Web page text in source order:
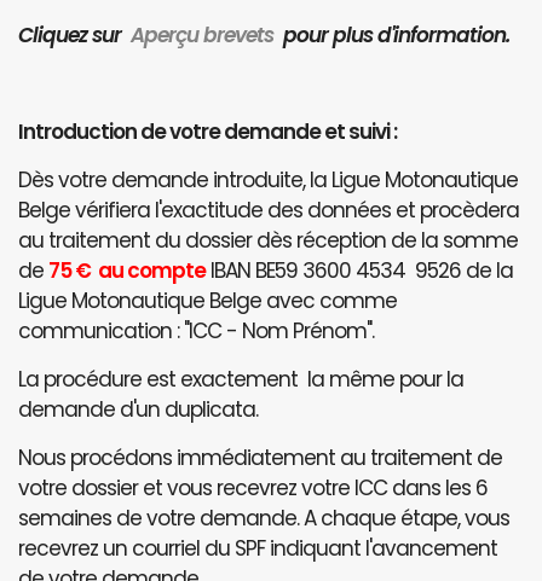
Cliquez surAperçu brevets pour plus d'information.
Introduction de votre demande et suivi :
Dès votre demande introduite, la Ligue Motonautique
Belge vérifiera l'exactitude des données et procèdera
au traitement du dossier dès réception de la somme
de 75 € au compteIBAN BE59 3600 4534 9526 de la
Ligue Motonautique Belge avec comme
communication : "ICC - Nom Prénom".
La procédure est exactement la même pour la
demande d'un duplicata.
Nous procédons immédiatement au traitement de
votre dossier et vous recevrez votre ICC dans les 6
semaines de votre demande. A chaque étape, vous
recevrez un courriel du SPF indiquant l'avancement